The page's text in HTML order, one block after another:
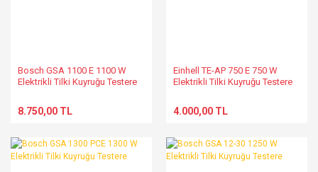
Bosch GSA 1100 E 1100 W
Elektrikli Tilki Kuyruğu Testere
8.750,00 TL
Einhell TE-AP 750 E 750 W
Elektrikli Tilki Kuyruğu Testere
4.000,00 TL